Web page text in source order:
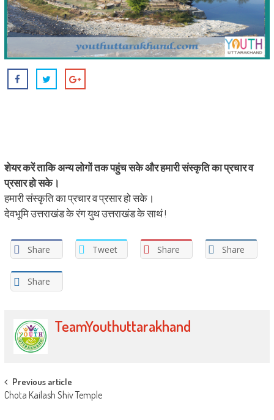
शेयर करें ताकि अन्य लोगों तक पहुंच सके और हमारी संस्कृति का प्रचार व
प्रसार हो सके।
हमारी संस्कृति का प्रचार व प्रसार हो सके।
देवभूमि उत्तराखंड के रंग युथ उत्तराखंड के साथं !
Share Tweet Share Share
Share
TeamYouthuttarakhand
Post navigation
Previous article
Chota Kailash Shiv Temple